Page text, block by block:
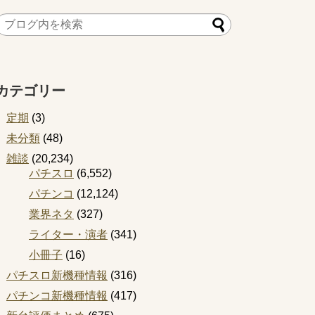
テゴリー
定期 (3)
未分類 (48)
雑談 (20,234)
パチスロ (6,552)
パチンコ (12,124)
業界ネタ (327)
ライター・演者 (341)
小冊子 (16)
パチスロ新機種情報 (316)
パチンコ新機種情報 (417)